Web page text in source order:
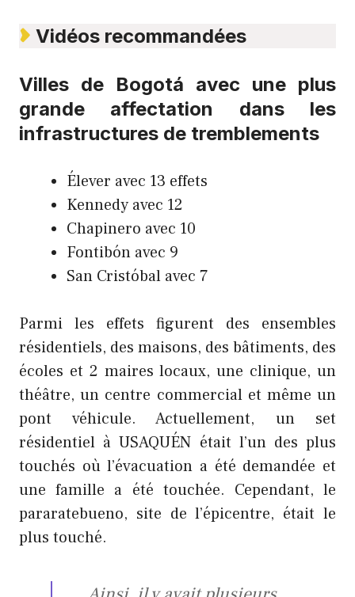
Vidéos recommandées
Villes de Bogotá avec une plus
grande affectation dans les
infrastructures de tremblements
Élever avec 13 effets
Kennedy avec 12
Chapinero avec 10
Fontibón avec 9
San Cristóbal avec 7
Parmi les effets figurent des ensembles
résidentiels, des maisons, des bâtiments, des
écoles et 2 maires locaux, une clinique, un
théâtre, un centre commercial et même un
pont véhicule. Actuellement, un set
résidentiel à USAQUÉN était l’un des plus
touchés où l’évacuation a été demandée et
une famille a été touchée. Cependant, le
pararatebueno, site de l’épicentre, était le
plus touché.